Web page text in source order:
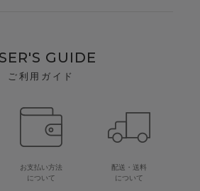
GUIDE
ご利用ガイド
お支払い方法
について
配送・送料
について